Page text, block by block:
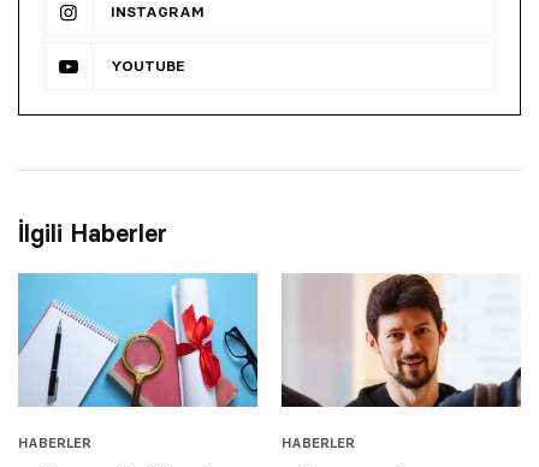
INSTAGRAM
YOUTUBE
İlgili Haberler
HABERLER HABERLER